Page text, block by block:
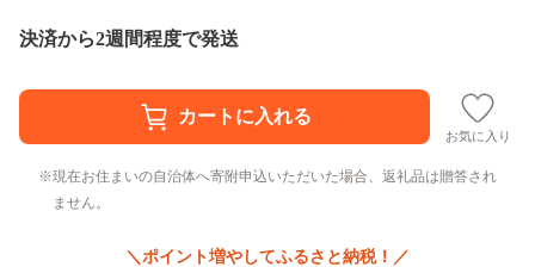
決済から2週間程度で発送
お気に入り
現在お住まいの自治体へ寄附申込いただいた場合、返礼品は贈答され
ません。
＼ポイント増やしてふるさと納税！／